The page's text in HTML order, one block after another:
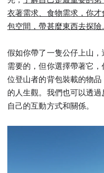
衣著需求、食物需求，你
包空間，帶甚麼東西去探險。
假如你帶了一隻公仔上山
需要的，但你選擇帶著它
位登山者的背包裝載的物
的人生觀。我們也可以透
自己的互動方式和關係。